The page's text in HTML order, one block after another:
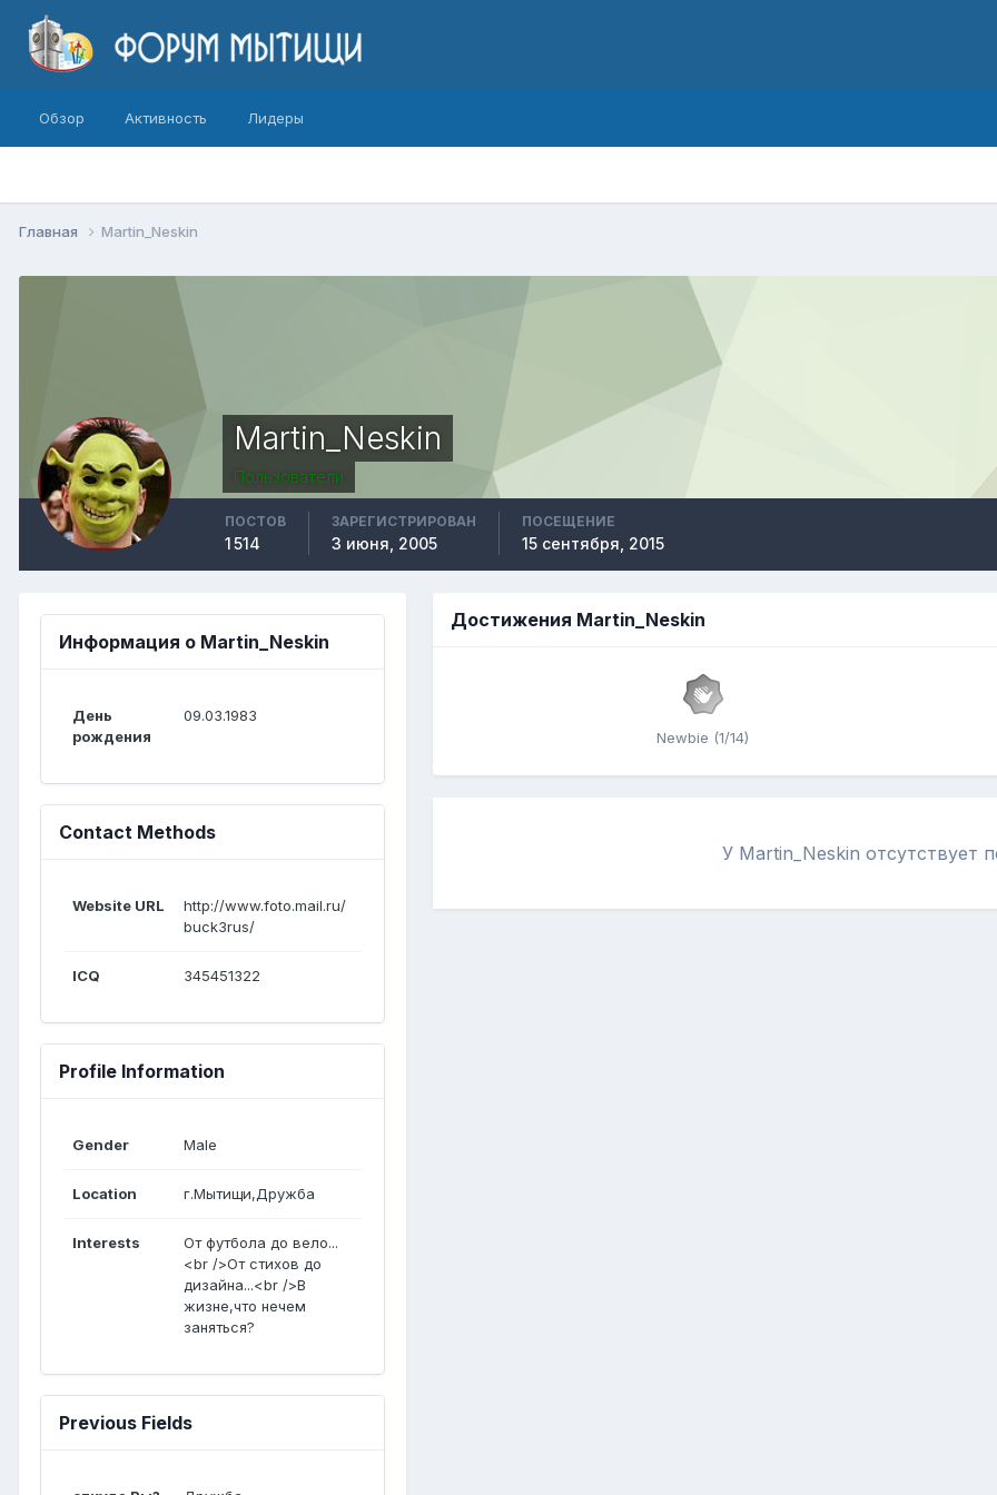
Обзор Активность Лидеры
Главная Martin_Neskin
Martin_Neskin
Пользователи
ПОСТОВ
1 514
ЗАРЕГИСТРИРОВАН
3 июня, 2005
ПОСЕЩЕНИЕ
15 сентября, 2015
Информация о Martin_Neskin
День
рождения
09.03.1983
Contact Methods
Website URL
http://www.foto.mail.ru/
buck3rus/
ICQ 345451322
Profile Information
Gender Male
Location г.Мытищи,Дружба
Interests
От футбола до вело...
<br />От стихов до
дизайна...<br />В
жизне,что нечем
заняться?
Previous Fields
Достижения Martin_Neskin
Newbie (1/14)
У Martin_Neskin отсутствует